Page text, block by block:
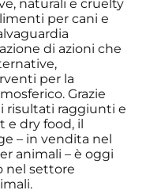
naturali e cruelty
per cani e
di azioni che
per la
Grazie
risultati raggiunti e
e dry food, il
– in vendita nel
animali – è oggi
nel settore